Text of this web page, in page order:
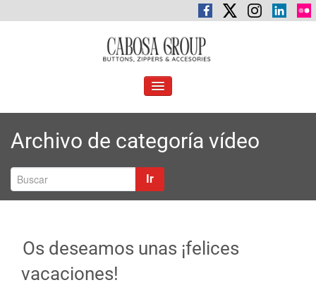
abosa Group
Botones, cremalleras y accesorios
ALTERNAR
Archivo de categoría vídeo
Ir
Os deseamos unas ¡felices
vacaciones!